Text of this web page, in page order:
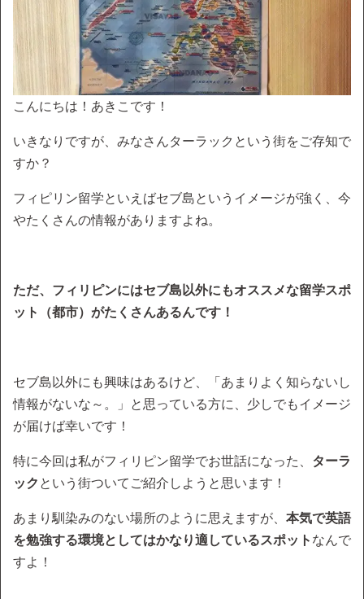
こんにちは！あきこです！
いきなりですが、みなさんターラックという街をご存知で
すか？
フィピリン留学といえばセブ島というイメージが強く、今
やたくさんの情報がありますよね。
ただ、フィリピンにはセブ島以外にもオススメな留学スポ
ット（都市）がたくさんあるんです！
セブ島以外にも興味はあるけど、「あまりよく知らないし
情報がないな～。」と思っている方に、少しでもイメージ
が届けば幸いです！
特に今回は私がフィリピン留学でお世話になった、 ターラ
ック という街ついてご紹介しようと思います！
あまり馴染みのない場所のように思えますが、 本気で英語
を勉強する環境としてはかなり適しているスポット なんで
すよ！